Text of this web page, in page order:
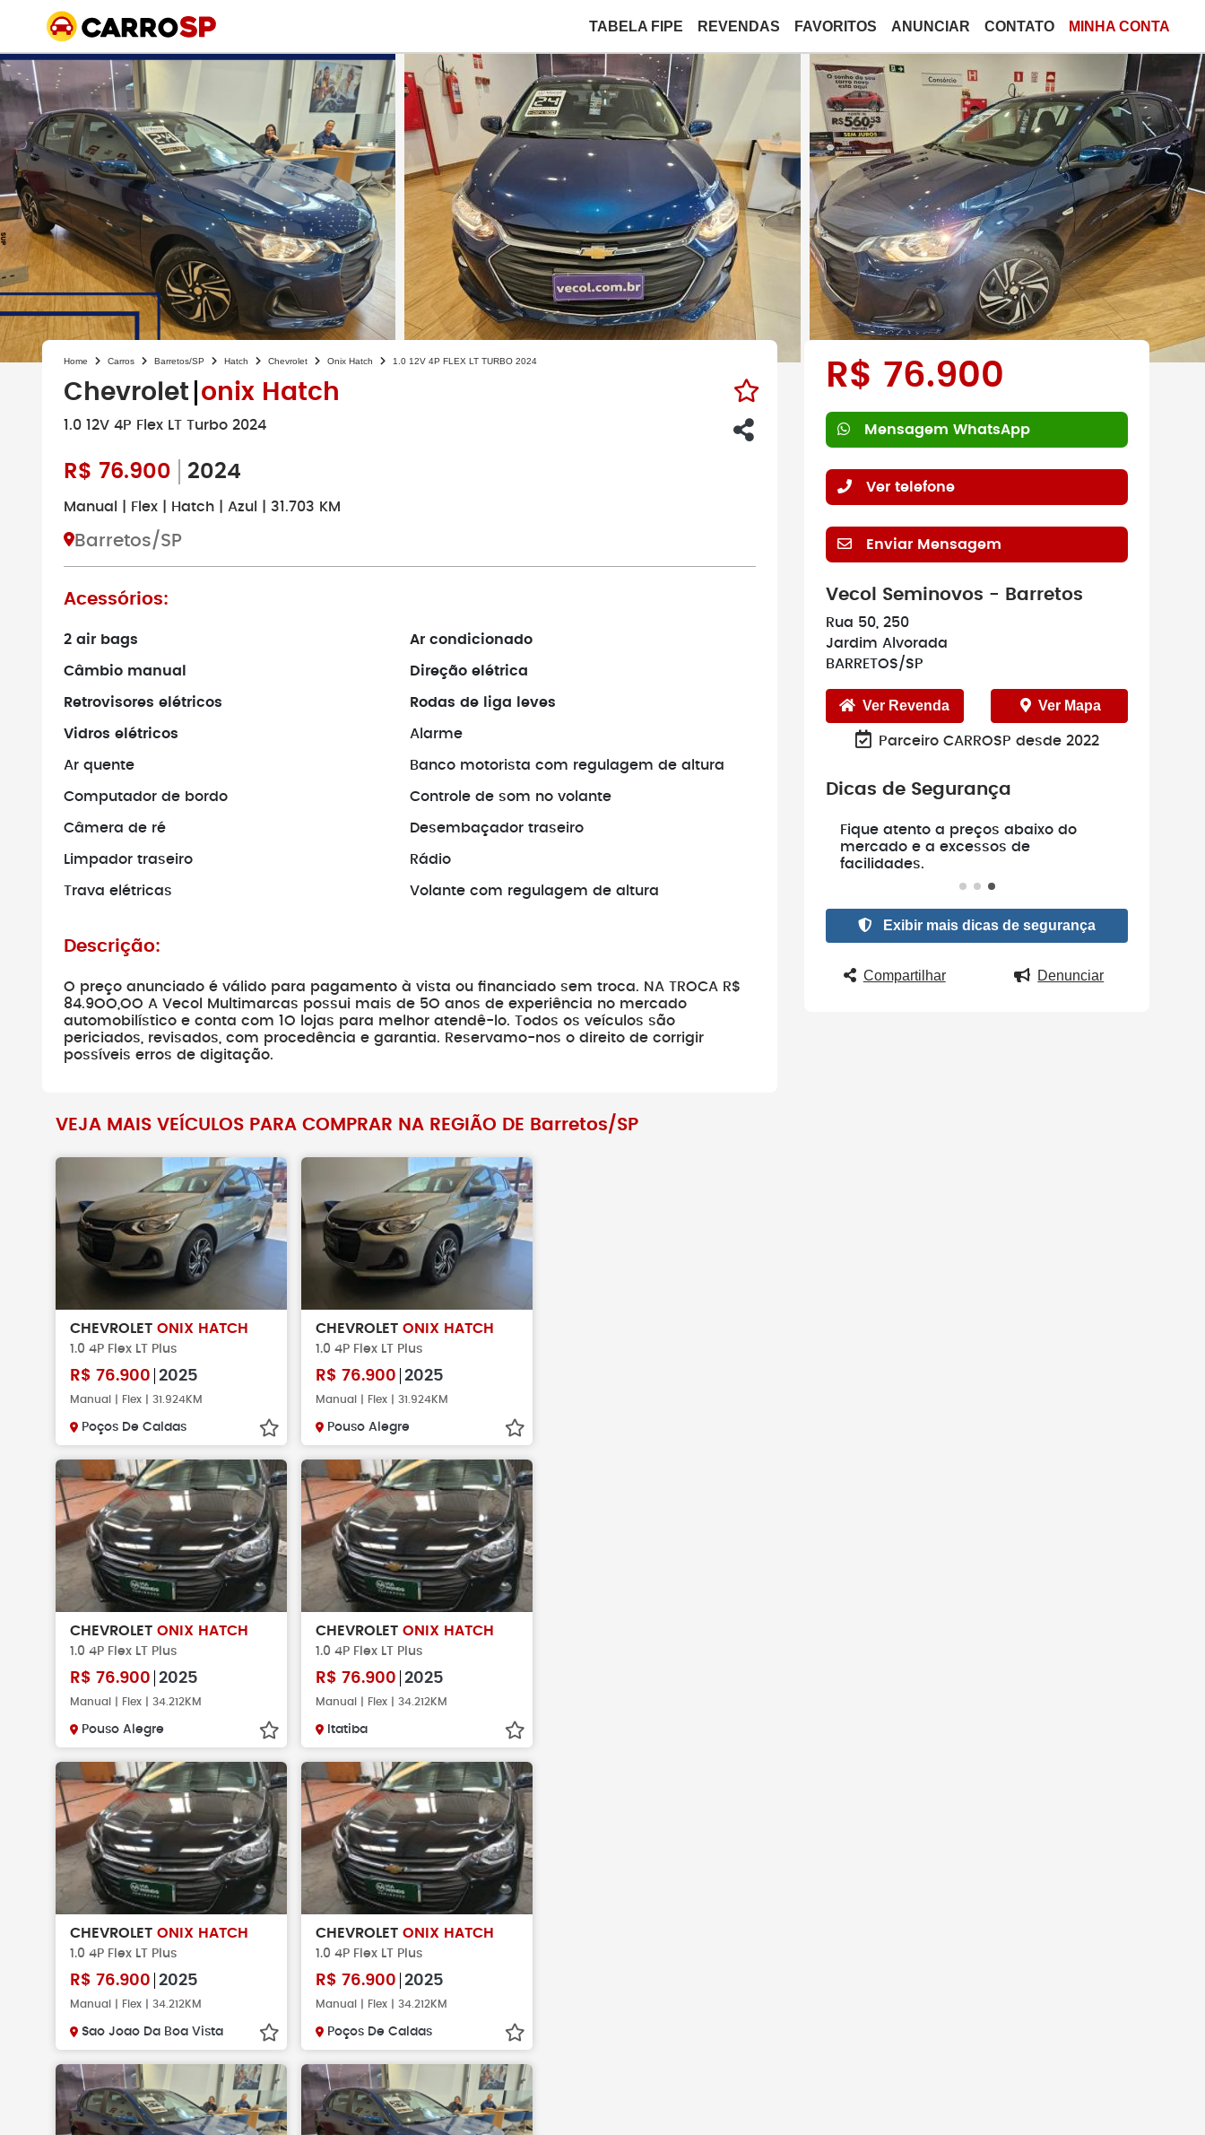
TABELA FIPE REVENDAS FAVORITOS ANUNCIAR CONTATO MINHA CONTA
Home Carros Barretos/SP Hatch Chevrolet Onix Hatch 1.0 12V 4P FLEX LT TURBO 2024
Chevrolet onix Hatch
1.0 12V 4P Flex LT Turbo 2024
R$ 76.900 2024
Manual | Flex | Hatch | Azul | 31.703 KM
Barretos/SP
Acessórios:
2 air bags Ar condicionado
Câmbio manual Direção elétrica
Retrovisores elétricos Rodas de liga leves
Vidros elétricos Alarme
Ar quente Banco motorista com regulagem de altura
Computador de bordo Controle de som no volante
Câmera de ré Desembaçador traseiro
Limpador traseiro Rádio
Trava elétricas Volante com regulagem de altura
Descrição:
O preço anunciado é válido para pagamento à vista ou financiado sem troca. NA TROCA R$
84.9OO,OO A Vecol Multimarcas possui mais de 5O anos de experiência no mercado
automobilístico e conta com 1O lojas para melhor atendê-lo. Todos os veículos são
periciados, revisados, com procedência e garantia. Reservamo-nos o direito de corrigir
possíveis erros de digitação.
VEJA MAIS VEÍCULOS PARA COMPRAR NA REGIÃO DE Barretos/SP
CHEVROLET ONIX HATCH
1.0 4P Flex LT Plus
R$ 76.900 2025
Manual | Flex | 31.924KM
Poços De Caldas
CHEVROLET ONIX HATCH
1.0 4P Flex LT Plus
R$ 76.900 2025
Manual | Flex | 31.924KM
Pouso Alegre
CHEVROLET ONIX HATCH
1.0 4P Flex LT Plus
R$ 76.900 2025
Manual | Flex | 34.212KM
Pouso Alegre
CHEVROLET ONIX HATCH
1.0 4P Flex LT Plus
R$ 76.900 2025
Manual | Flex | 34.212KM
Itatiba
CHEVROLET ONIX HATCH
1.0 4P Flex LT Plus
R$ 76.900 2025
Manual | Flex | 34.212KM
Sao Joao Da Boa Vista
CHEVROLET ONIX HATCH
1.0 4P Flex LT Plus
R$ 76.900 2025
Manual | Flex | 34.212KM
Poços De Caldas
R$ 76.900
Mensagem WhatsApp
Ver telefone
Enviar Mensagem
Vecol Seminovos - Barretos
Rua 50, 250
Jardim Alvorada
BARRETOS/SP
Ver Revenda Ver Mapa
Parceiro CARROSP desde 2022
Dicas de Segurança
Antes de fechar negócio, sempre
Fique atento a preços abaixo do
Não faça pagamentos antes de
verificar se o veículo realmente
existe.
Exibir mais dicas de segurança
Compartilhar Denunciar